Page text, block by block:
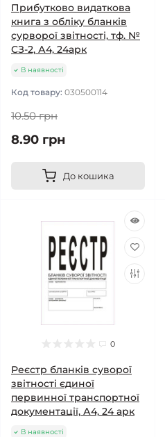
Прибутково видаткова
книга з обліку бланків
сурворої звітності, тф. №
СЗ-2, А4, 24арк
В наявності
Код товару: 030500114
10.50 грн
8.90 грн
До кошика
0
Реєстр бланків суворої
звітності єдиної
первинної транспортної
документації, А4, 24 арк
В наявності